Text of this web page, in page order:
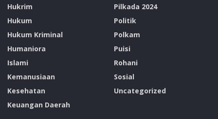
Hukrim
Hukum
Hukum Kriminal
Humaniora
Islami
Kemanusiaan
Kesehatan
Keuangan Daerah
Pilkada 2024
Politik
Polkam
Puisi
Rohani
Sosial
Uncategorized